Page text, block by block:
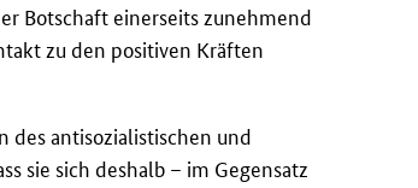
Botschaft einerseits zunehmend
zu den positiven Kräften
des antisozialistischen und
sie sich deshalb – im Gegensatz